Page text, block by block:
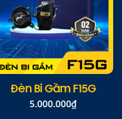
Đèn Bi Gầm F15G
5.000.000₫